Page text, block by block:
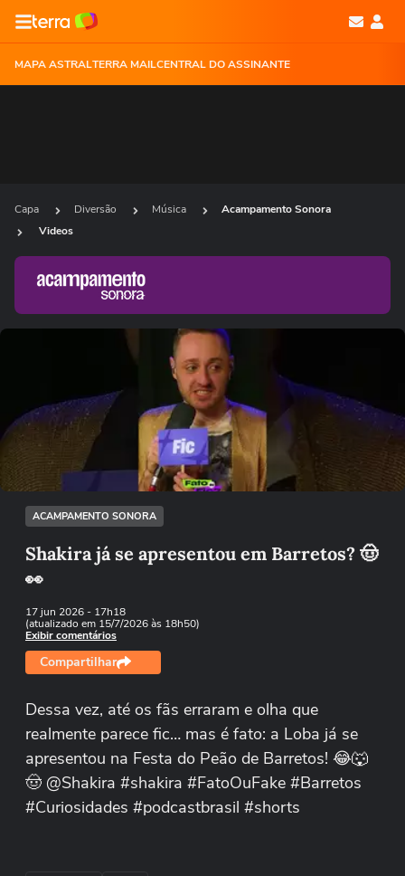
MAPA ASTRALTERRA MAILCENTRAL DO ASSINANTE
Capa Diversão Música
Acampamento Sonora
Videos
Não foi possível reproduzir o vídeo
Tentar novamente
ACAMPAMENTO SONORA
Shakira já se apresentou em Barretos? 🤠
👀
17 jun 2026- 17h18
(atualizado em 15/7/2026 às 18h50)
Exibir comentários
Compartilhar
Dessa vez, até os fãs erraram e olha que
realmente parece fic… mas é fato: a Loba já se
apresentou na Festa do Peão de Barretos! 😂🐺
🤠 @Shakira #shakira #FatoOuFake #Barretos
#Curiosidades #podcastbrasil #shorts